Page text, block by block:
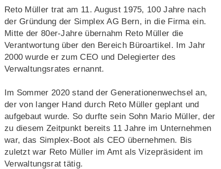
Reto Müller trat am 11. August 1975, 100 Jahre nach
der Gründung der Simplex AG Bern, in die Firma ein.
Mitte der 80er-Jahre übernahm Reto Müller die
Verantwortung über den Bereich Büroartikel. Im Jahr
2000 wurde er zum CEO und Delegierter des
Verwaltungsrates ernannt.
Im Sommer 2020 stand der Generationenwechsel an,
der von langer Hand durch Reto Müller geplant und
aufgebaut wurde. So durfte sein Sohn Mario Müller, der
zu diesem Zeitpunkt bereits 11 Jahre im Unternehmen
war, das Simplex-Boot als CEO übernehmen. Bis
zuletzt war Reto Müller im Amt als Vizepräsident im
Verwaltungsrat tätig.